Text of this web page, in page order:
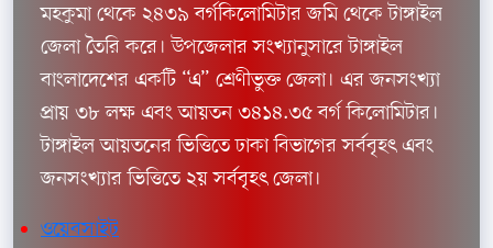
মহকুমা থেকে ২৪৩৯ বর্গকিলোমিটার জমি থেকে টাঙ্গাইল
জেলা তৈরি করে। উপজেলার সংখ্যানুসারে টাঙ্গাইল
বাংলাদেশের একটি “এ” শ্রেণীভুক্ত জেলা। এর জনসংখ্যা
প্রায় ৩৮ লক্ষ এবং আয়তন ৩৪১৪.৩৫ বর্গ কিলোমিটার।
টাঙ্গাইল আয়তনের ভিত্তিতে ঢাকা বিভাগের সর্ববৃহৎ এবং
জনসংখ্যার ভিত্তিতে ২য় সর্ববৃহৎ জেলা।
ওয়েবসাইট